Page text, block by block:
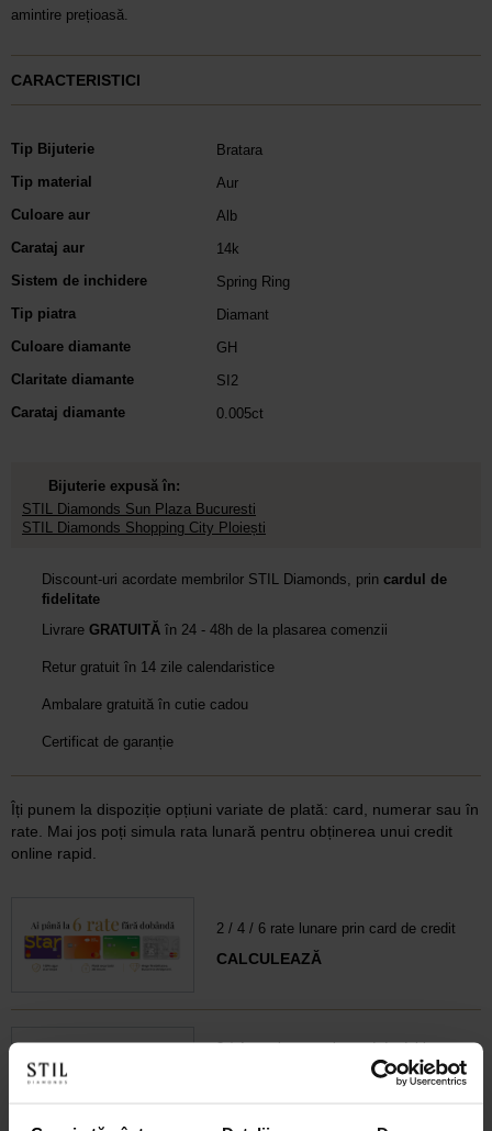
amintire prețioasă.
CARACTERISTICI
Tip Bijuterie
Bratara
Tip material
Aur
Culoare aur
Alb
Carataj aur
14k
Sistem de inchidere
Spring Ring
Tip piatra
Diamant
Culoare diamante
GH
Claritate diamante
SI2
Carataj diamante
0.005ct
Bijuterie expusă în:
STIL Diamonds Sun Plaza Bucuresti
STIL Diamonds Shopping City Ploiești
Discount-uri acordate membrilor STIL Diamonds, prin cardul de
fidelitate
Livrare GRATUITĂ în 24 - 48h de la plasarea comenzii
Retur gratuit în 14 zile calendaristice
Ambalare gratuită în cutie cadou
Certificat de garanție
Îți punem la dispoziție opțiuni variate de plată: card, numerar sau în
rate. Mai jos poți simula rata lunară pentru obținerea unui credit
online rapid.
2 / 4 / 6 rate lunare prin card de credit
CALCULEAZĂ
3 / 4 rate lunare prin card de debit